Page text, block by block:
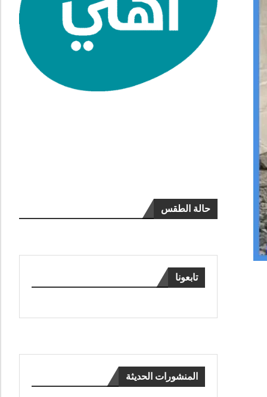
حالة الطقس
تابعونا
المنشورات الحديثة